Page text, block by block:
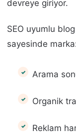
devreye giriyor.
SEO uyumlu
sayesinde
Arama
Organik
Reklam